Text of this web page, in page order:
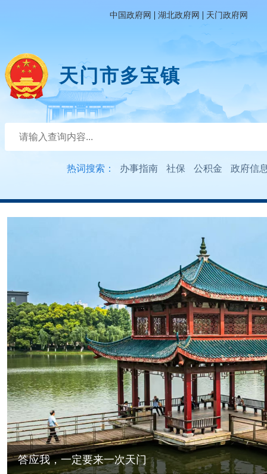
中国政府网 | 湖北政府网 | 天门政府网
天门市多宝镇
热词搜索： 办事指南 社保 公积金 政府信
答应我，一定要来一次天门